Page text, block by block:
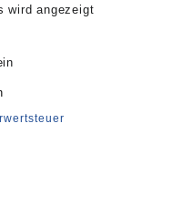
wird angezeigt